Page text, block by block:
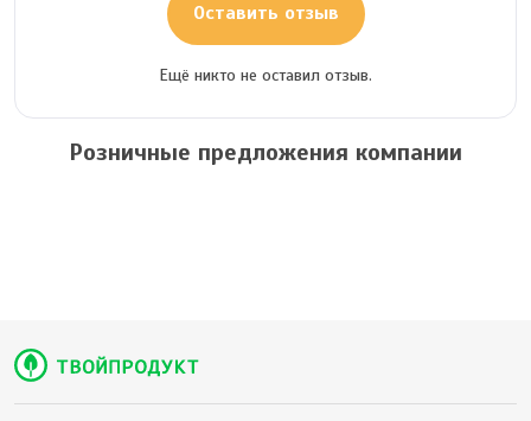
Оставить отзыв
Ещё никто не оставил отзыв.
Розничные предложения компании